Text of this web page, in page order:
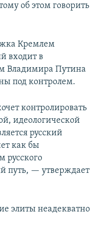
об этом говорить
Кремлем
входит в
Владимира Путина
под контролем.
контролировать
идеологической
русский
как бы
русского
путь, — утверждает
элиты неадекватно